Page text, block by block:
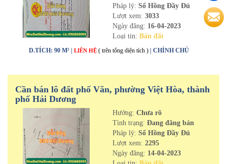
Pháp lý: Sổ Hồng Đầy Đủ
Lượt xem: 3033
Ngày đăng: 16-04-2023
Loại tin: Bán đất
D.TÍCH: 90 M² | LIÊN HỆ ( trên tổng diện tích ) | CHÍNH CHỦ
Cần bán lô đất phố Văn, phường Việt Hòa, thành
phố Hải Dương
Hướng: Chưa rõ
Tình trạng: Đang đăng bán
Pháp lý: Sổ Hồng Đầy Đủ
Lượt xem: 2295
Ngày đăng: 14-04-2023